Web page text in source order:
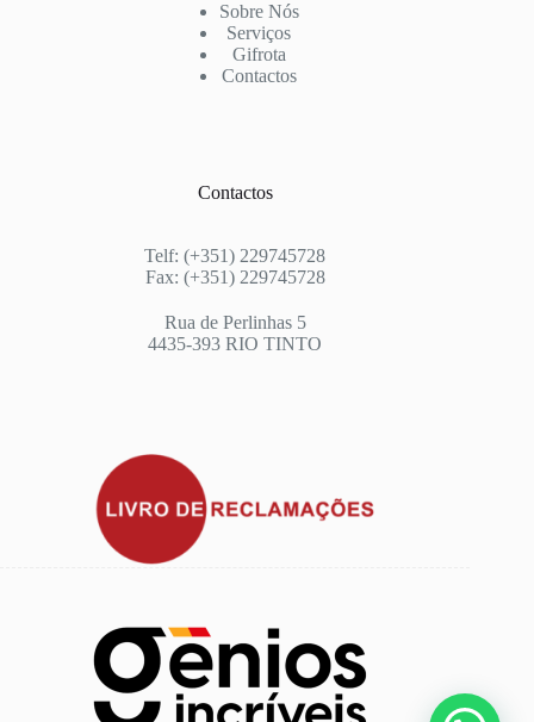
Sobre Nós
Serviços
Gifrota
Contactos
Contactos
Telf: (+351) 229745728
Fax: (+351) 229745728
Rua de Perlinhas 5
4435-393 RIO TINTO